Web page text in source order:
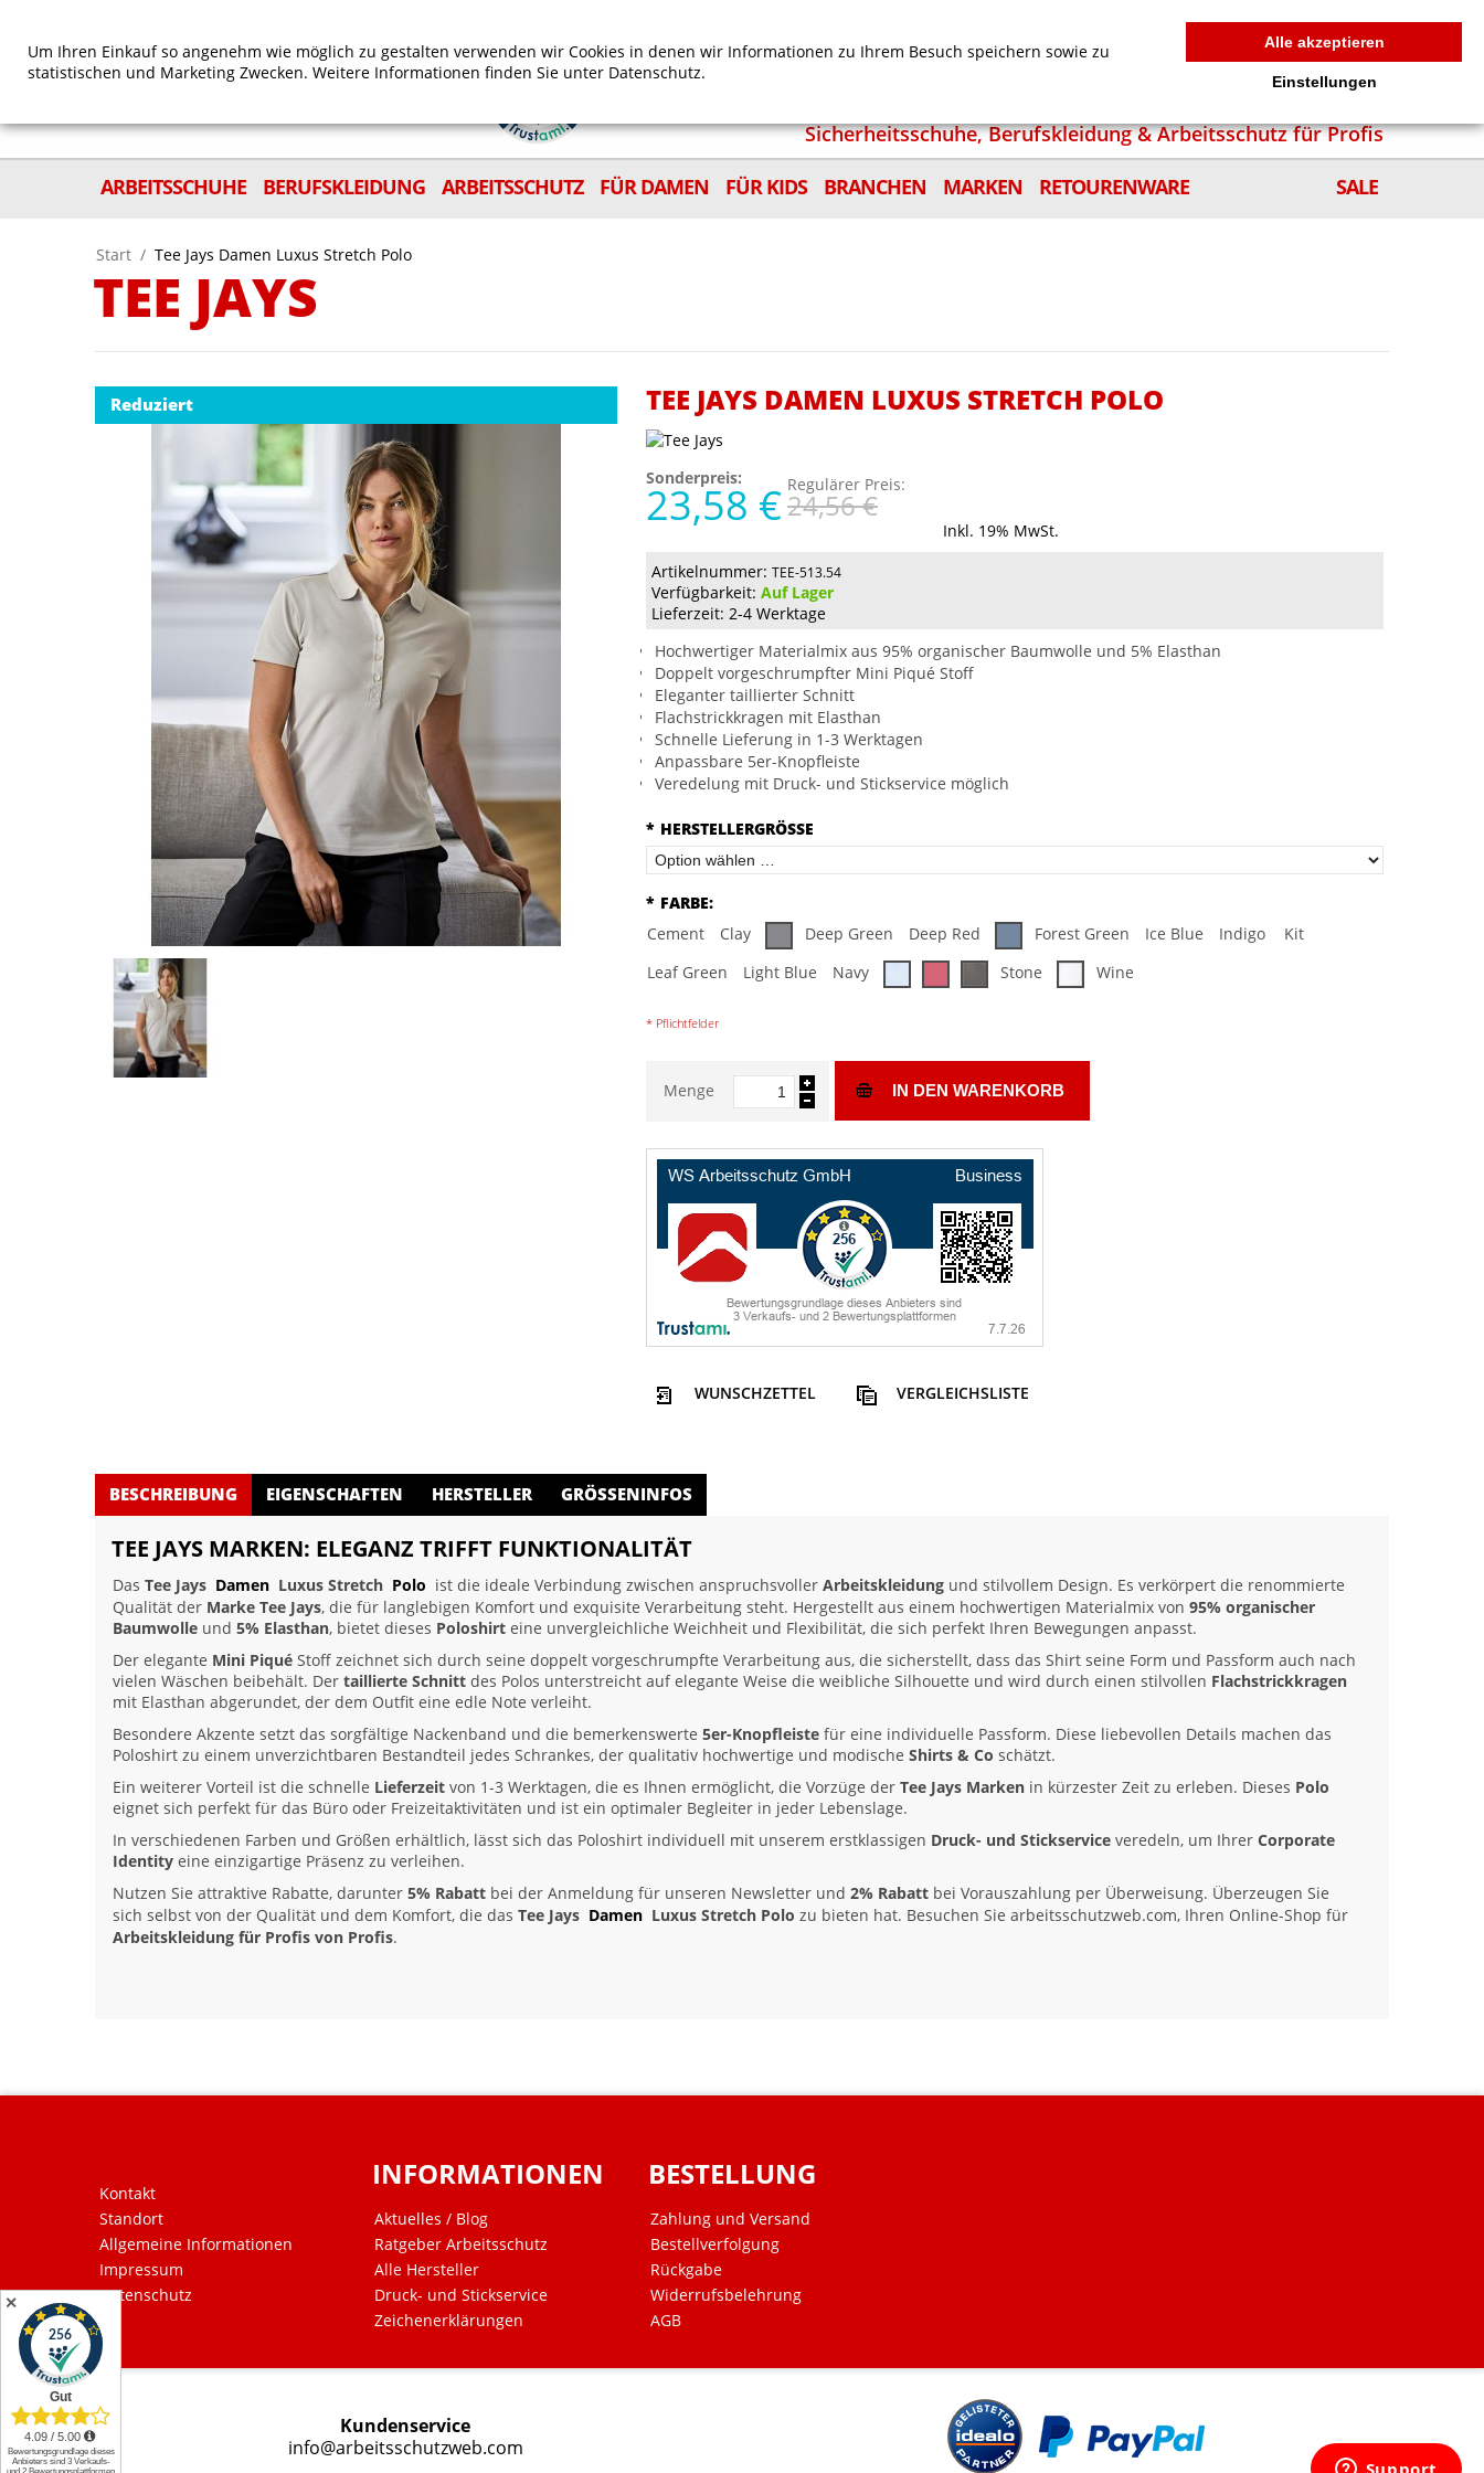
MEIN WARENKORB 0
Sicherheitsschuhe, Berufskleidung & Arbeitsschutz für Profis
ARBEITSSCHUHE
BERUFSKLEIDUNG ARBEITSSCHUTZ FÜR DAMEN FÜR KIDS BRANCHEN MARKEN RETOURENWARE SALE
Start / Tee Jays Damen Luxus Stretch Polo
TEE JAYS
Reduziert TEE JAYS DAMEN LUXUS STRETCH POLO
Sonderpreis:
23,58 € Regulärer Preis:
24,56 €
Inkl. 19% MwSt.
Artikelnummer: TEE-513.54
Verfügbarkeit: Auf Lager
Lieferzeit: 2-4 Werktage
Hochwertiger Materialmix aus 95% organischer Baumwolle und 5% Elasthan
Doppelt vorgeschrumpfter Mini Piqué Stoff
Eleganter taillierter Schnitt
Flachstrickkragen mit Elasthan
Schnelle Lieferung in 1-3 Werktagen
Anpassbare 5er-Knopfleiste
Veredelung mit Druck- und Stickservice möglich
* HERSTELLERGRÖSSE
* FARBE:
Cement
Clay Deep Green Deep Red Forest Green Ice Blue Indigo
Kit
Leaf Green
Light Blue Navy Stone Wine
* Pflichtfelder
Menge IN DEN WARENKORB
WUNSCHZETTEL VERGLEICHSLISTE
BESCHREIBUNG EIGENSCHAFTEN HERSTELLER GRÖSSENINFOS
TEE JAYS MARKEN: ELEGANZ TRIFFT FUNKTIONALITÄT
Das Tee Jays Damen Luxus Stretch Polo ist die ideale Verbindung zwischen anspruchsvoller Arbeitskleidung und stilvollem Design. Es verkörpert die renommierte
Qualität der Marke Tee Jays, die für langlebigen Komfort und exquisite Verarbeitung steht. Hergestellt aus einem hochwertigen Materialmix von 95% organischer
Baumwolle und 5% Elasthan, bietet dieses Poloshirt eine unvergleichliche Weichheit und Flexibilität, die sich perfekt Ihren Bewegungen anpasst.
Der elegante Mini Piqué Stoff zeichnet sich durch seine doppelt vorgeschrumpfte Verarbeitung aus, die sicherstellt, dass das Shirt seine Form und Passform auch nach
vielen Wäschen beibehält. Der taillierte Schnitt des Polos unterstreicht auf elegante Weise die weibliche Silhouette und wird durch einen stilvollen Flachstrickkragen
mit Elasthan abgerundet, der dem Outfit eine edle Note verleiht.
Besondere Akzente setzt das sorgfältige Nackenband und die bemerkenswerte 5er-Knopfleiste für eine individuelle Passform. Diese liebevollen Details machen das
Poloshirt zu einem unverzichtbaren Bestandteil jedes Schrankes, der qualitativ hochwertige und modische Shirts & Co schätzt.
Ein weiterer Vorteil ist die schnelle Lieferzeit von 1-3 Werktagen, die es Ihnen ermöglicht, die Vorzüge der Tee Jays Marken in kürzester Zeit zu erleben. Dieses Polo
eignet sich perfekt für das Büro oder Freizeitaktivitäten und ist ein optimaler Begleiter in jeder Lebenslage.
In verschiedenen Farben und Größen erhältlich, lässt sich das Poloshirt individuell mit unserem erstklassigen Druck- und Stickservice veredeln, um Ihrer Corporate
Identity eine einzigartige Präsenz zu verleihen.
Nutzen Sie attraktive Rabatte, darunter 5% Rabatt bei der Anmeldung für unseren Newsletter und 2% Rabatt bei Vorauszahlung per Überweisung. Überzeugen Sie
sich selbst von der Qualität und dem Komfort, die das Tee Jays Damen Luxus Stretch Polo zu bieten hat. Besuchen Sie arbeitsschutzweb.com, Ihren Online-Shop für
Arbeitskleidung für Profis von Profis.
Kontakt
Standort
Allgemeine Informationen
Impressum
Datenschutz
INFORMATIONEN
Aktuelles / Blog
Ratgeber Arbeitsschutz
Alle Hersteller
Druck- und Stickservice
Zeichenerklärungen
BESTELLUNG
Zahlung und Versand
Bestellverfolgung
Rückgabe
Widerrufsbelehrung
AGB
Kundenservice
info@arbeitsschutzweb.com
✕
Um Ihren Einkauf so angenehm wie möglich zu gestalten verwenden wir Cookies in denen wir Informationen zu Ihrem Besuch speichern sowie zu
statistischen und Marketing Zwecken. Weitere Informationen finden Sie unter Datenschutz.
Alle akzeptieren
Einstellungen